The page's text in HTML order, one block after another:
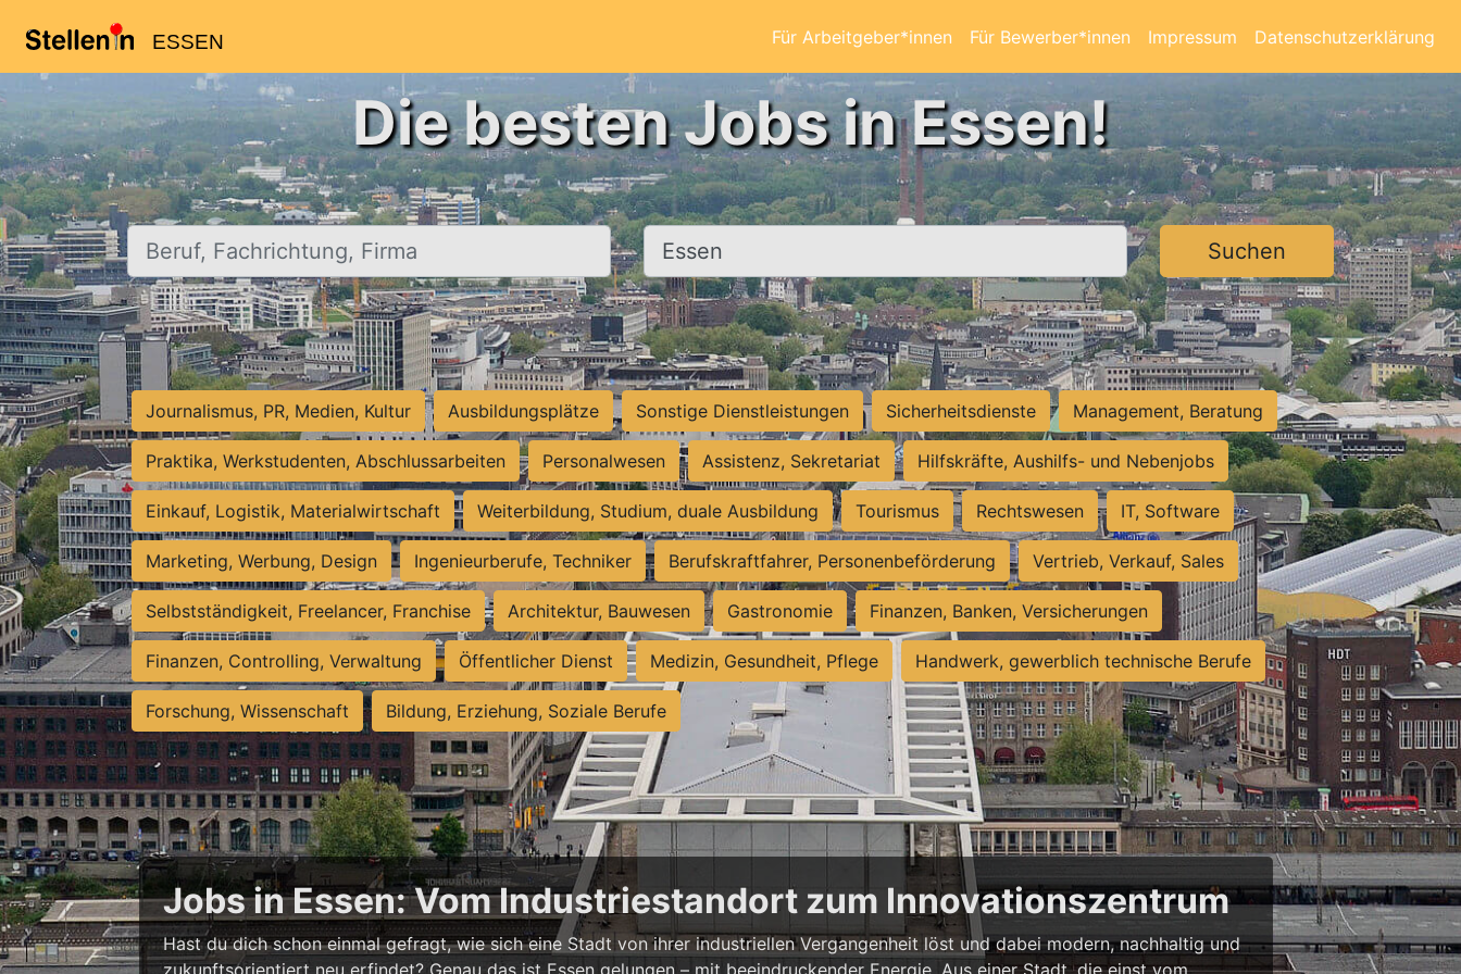
ESSEN Für Arbeitgeber*innen Für Bewerber*innen Impressum Datenschutzerklärung
Die besten Jobs in Essen!
Beruf, Fachrichtung, Firma Ort, Stadt Suchen
Journalismus, PR, Medien, Kultur Ausbildungsplätze Sonstige Dienstleistungen Sicherheitsdienste Management, Beratung
Praktika, Werkstudenten, Abschlussarbeiten Personalwesen Assistenz, Sekretariat Hilfskräfte, Aushilfs- und Nebenjobs
Einkauf, Logistik, Materialwirtschaft Weiterbildung, Studium, duale Ausbildung Tourismus Rechtswesen IT, Software
Marketing, Werbung, Design Ingenieurberufe, Techniker Berufskraftfahrer, Personenbeförderung Vertrieb, Verkauf, Sales
Selbstständigkeit, Freelancer, Franchise Architektur, Bauwesen Gastronomie Finanzen, Banken, Versicherungen
Finanzen, Controlling, Verwaltung Öffentlicher Dienst Medizin, Gesundheit, Pflege Handwerk, gewerblich technische Berufe
Forschung, Wissenschaft Bildung, Erziehung, Soziale Berufe
Jobs in Essen: Vom Industriestandort zum Innovationszentrum
Hast du dich schon einmal gefragt, wie sich eine Stadt von ihrer industriellen Vergangenheit löst und dabei modern, nachhaltig und